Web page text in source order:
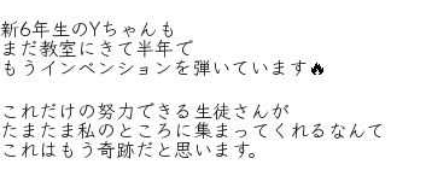
新6年生のYちゃんも
まだ教室にきて半年で
もうインベンションを弾いています🔥
これだけの努力できる生徒さんが
たまたま私のところに集まってくれるなんて
これはもう奇跡だと思います。